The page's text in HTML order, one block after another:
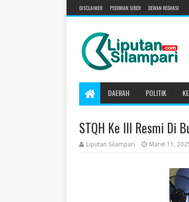
DISCLAIMER PEDOMAN SIBER DEWAN REDAKSI
DAERAH POLITIK
STQH Ke III Resmi Di
Liputan Silampari Maret 11,